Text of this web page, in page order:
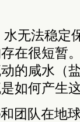
无法稳定
在很短暂
的咸水（
如何产生
团队在地